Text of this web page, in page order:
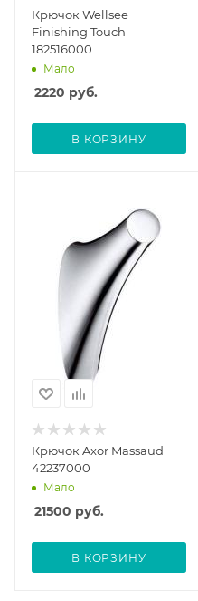
Крючок Wellsee
Finishing Touch
182516000
Мало
2220 руб.
В КОРЗИНУ
Крючок Axor Massaud
42237000
Мало
21500 руб.
В КОРЗИНУ